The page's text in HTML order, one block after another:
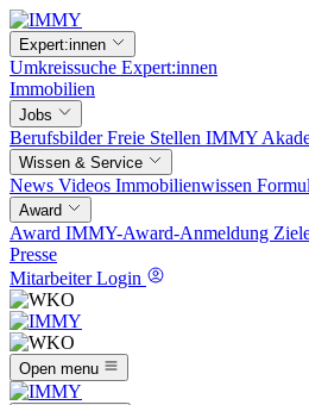
Expert:innen
Umkreissuche Expert:innen
Immobilien
Jobs
BerufsbilderFreie Stellen IMMY
Wissen & Service
News Videos Immobilienwissen
Award
Award IMMY-Award-Anmeldung
Presse
Mitarbeiter Login
Open menu